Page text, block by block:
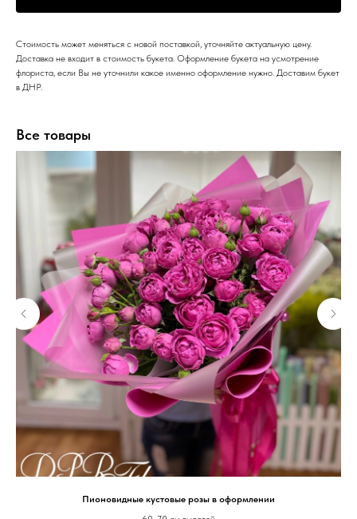
Стоимость может меняться с новой поставкой, уточняйте актуальную цену.
Доставка не входит в стоимость букета. Оформление букета на усмотрение
флориста, если Вы не уточнили какое именно оформление нужно. Доставим букет
в ДНР.
Все товары
Пионовидные кустовые розы в оформлении